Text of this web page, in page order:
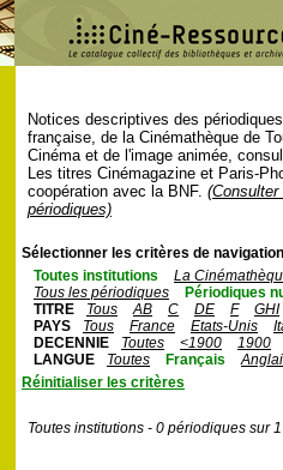
Notices descriptives des
française, de la Cinémathèque de
Cinéma et de l'image animée,
Les titres Cinémagazine et Paris-
coopération avec la BNF.
périodiques)
Sélectionner les critères de
Toutes institutions
La
Tous les périodiques
Périodiques
TITRE
Tous AB C DE F
GHI
PAYS
Tous France Etats-Unis
DECENNIE
Toutes <1900
1900
LANGUE
Toutes Français
Réinitialiser les critères
Toutes institutions - 0 périodiques sur